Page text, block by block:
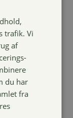
trafik. Vi
af
du har
fra